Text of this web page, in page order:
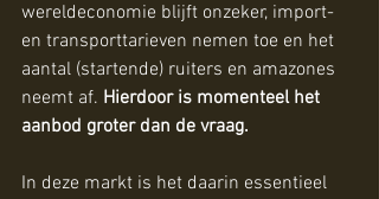
wereldeconomie blijft onzeker, import-
en transporttarieven nemen toe en het
aantal (startende) ruiters en amazones
neemt af. Hierdoor is momenteel het
aanbod groter dan de vraag.
In deze markt is het daarin essentieel